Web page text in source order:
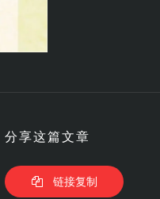
分享这篇文章
链接复制